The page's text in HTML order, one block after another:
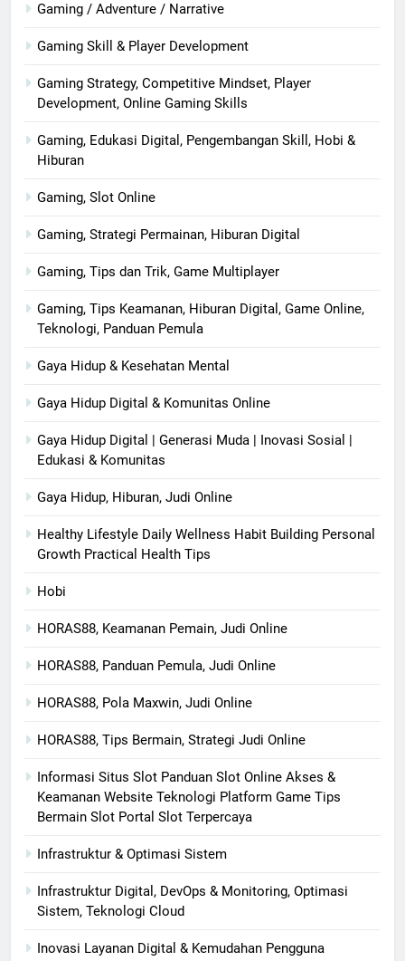
Gaming / Adventure / Narrative
Gaming Skill & Player Development
Gaming Strategy, Competitive Mindset, Player
Development, Online Gaming Skills
Gaming, Edukasi Digital, Pengembangan Skill, Hobi &
Hiburan
Gaming, Slot Online
Gaming, Strategi Permainan, Hiburan Digital
Gaming, Tips dan Trik, Game Multiplayer
Gaming, Tips Keamanan, Hiburan Digital, Game Online,
Teknologi, Panduan Pemula
Gaya Hidup & Kesehatan Mental
Gaya Hidup Digital & Komunitas Online
Gaya Hidup Digital | Generasi Muda | Inovasi Sosial |
Edukasi & Komunitas
Gaya Hidup, Hiburan, Judi Online
Healthy Lifestyle Daily Wellness Habit Building Personal
Growth Practical Health Tips
Hobi
HORAS88, Keamanan Pemain, Judi Online
HORAS88, Panduan Pemula, Judi Online
HORAS88, Pola Maxwin, Judi Online
HORAS88, Tips Bermain, Strategi Judi Online
Informasi Situs Slot Panduan Slot Online Akses &
Keamanan Website Teknologi Platform Game Tips
Bermain Slot Portal Slot Terpercaya
Infrastruktur & Optimasi Sistem
Infrastruktur Digital, DevOps & Monitoring, Optimasi
Sistem, Teknologi Cloud
Inovasi Layanan Digital & Kemudahan Pengguna